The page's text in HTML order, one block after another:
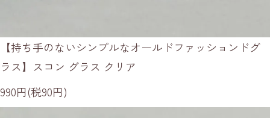
【持ち手のないシンプルなオールドファッションドグ
ラス】スコン グラス クリア
990円(税90円)